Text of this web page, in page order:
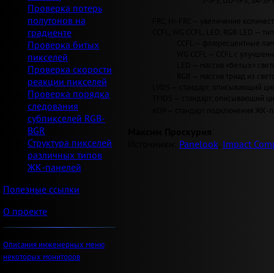
Проверка потерь
полутонов на
градиенте
Проверка битых
пикселей
Проверка скорости
реакции пикселей
Проверка порядка
следования
субпикселей RGB-
BGR
Структура пикселей
различных типов
ЖК-панелей
Полезные ссылки
О проекте
Описания инженерных меню
некоторых мониторов
FRC, Hi-FRC — увеличение
CCFL, WG CCFL, LED, RGB LED
CCFL — флюресцентные
WG CCFL — CCFL с
LED — массив «белых»
RGB — массив триад из
LVDS — стандарт, описывающий
TMDS — стандарт, описывающий
eDP — стандарт подключения
Panelook Impact